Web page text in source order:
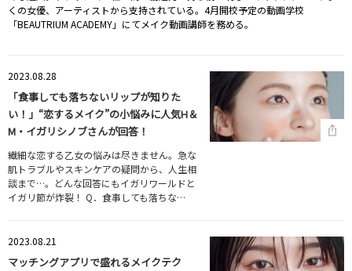
くの女優、アーティストから支持されている。4月開校予定の動画学校
「BEAUTRIUM ACADEMY」にてメイク動画講師を務める。
2023.08.28
「食事しても落ちないリップが知りた
い！」“恋するメイク”の小悩みに人気H＆
M・イガリシノブさんが回答！
繊細な恋する乙女の悩みは尽きません。急な
肌トラブルやスキンケアの疑問から、人生相
談まで…。どんな回答にもイガリワールドと
イガリ節が炸裂！ Q．食事しても落ちな…
2023.08.21
マッチングアプリで盛れるメイクテク